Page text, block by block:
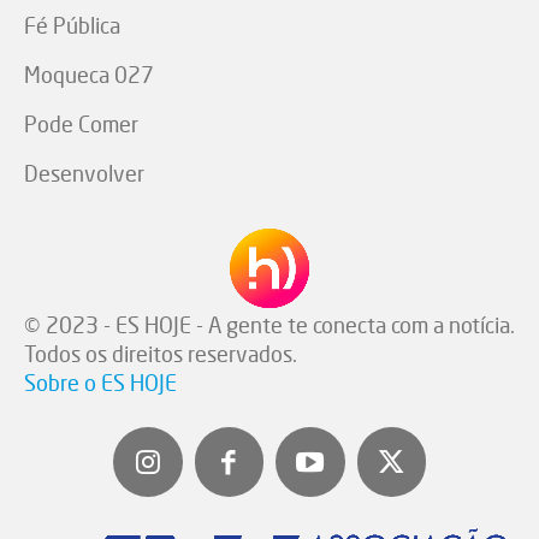
Fé Pública
Moqueca 027
Pode Comer
Desenvolver
© 2023 - ES HOJE - A gente te conecta com a notícia.
Todos os direitos reservados.
Sobre o ES HOJE